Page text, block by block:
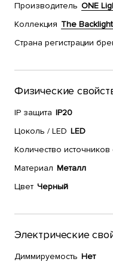
Производитель ONE
Коллекция The
Страна регистрации
Физические
IP защита IP20
Цоколь / LED LED
Количество источников
Материал Металл
Цвет Черный
Электрические
Диммируемость Нет